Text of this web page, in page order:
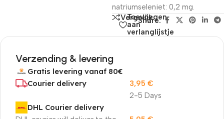
natriumseleniet: 0,2 mg.
Vergelijk
Toevoegen
aan
verlanglijstje
Share:
Verzending & levering
Gratis levering vanaf 80€
Courier delivery
2-5 Days
3,95 €
DHL Courier delivery